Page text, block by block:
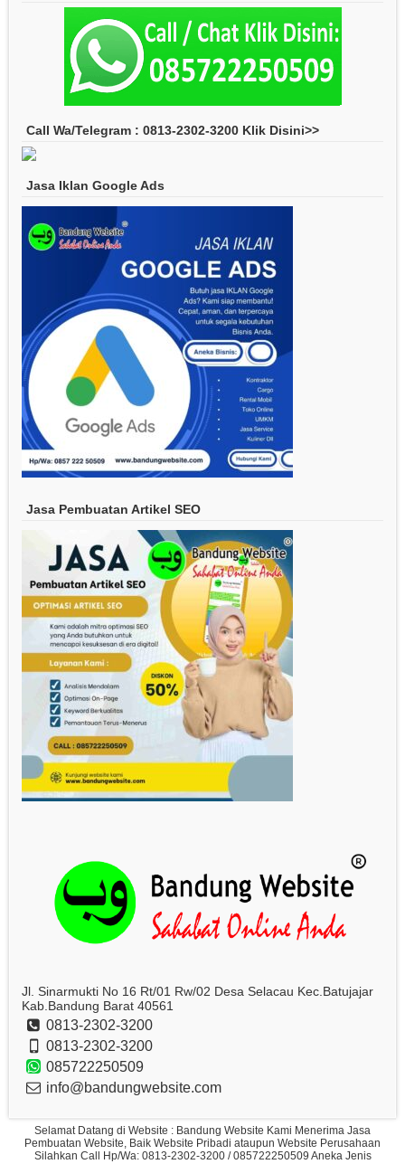
Call Wa/Telegram : 0813-2302-3200 Klik Disini>>
Jasa Iklan Google Ads
Jasa Pembuatan Artikel SEO
Jl. Sinarmukti No 16 Rt/01 Rw/02 Desa Selacau Kec.Batujajar
Kab.Bandung Barat 40561
0813-2302-3200
0813-2302-3200
085722250509
info@bandungwebsite.com
Selamat Datang di Website : Bandung Website Kami Menerima Jasa
Pembuatan Website, Baik Website Pribadi ataupun Website Perusahaan
Silahkan Call Hp/Wa: 0813-2302-3200 / 085722250509 Aneka Jenis